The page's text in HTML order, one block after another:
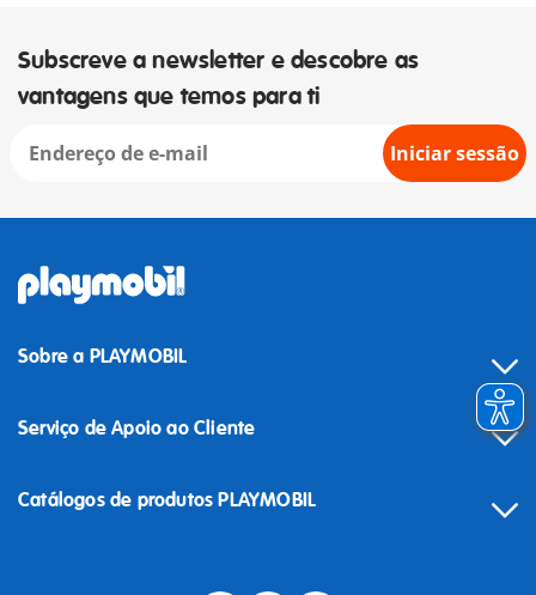
Subscreve a newsletter e descobre as
vantagens que temos para ti
Iniciar sessão
Sobre a PLAYMOBIL
Serviço de Apoio ao Cliente
Catálogos de produtos PLAYMOBIL